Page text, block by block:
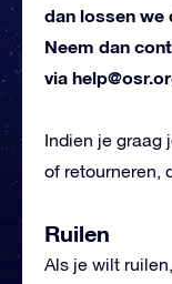
dan lossen we
Neem dan
via
Indien je graag
of retourneren,
Ruilen
Als je wilt